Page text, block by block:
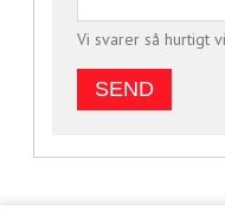
Vi svarer så hurtigt